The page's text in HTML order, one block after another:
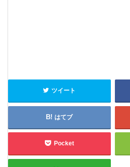
ツイート
はてブ
Pocket